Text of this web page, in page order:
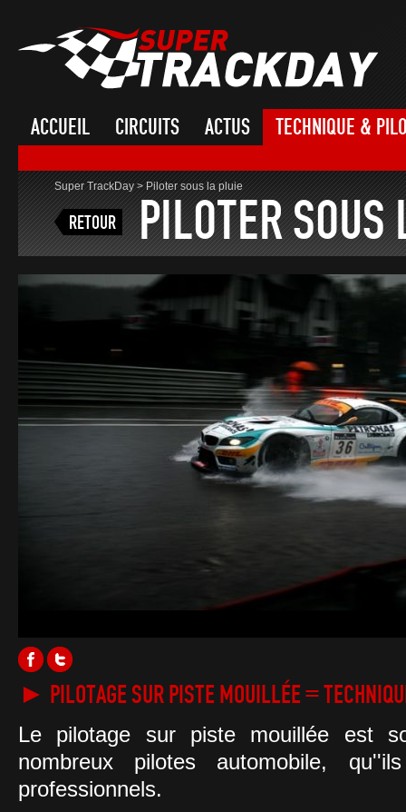
ACCUEIL CIRCUITS ACTUS TECHNIQUE &
Super TrackDay>Piloter sous la pluie
RETOUR PILOTER SOUS
► PILOTAGE SUR PISTE MOUILLÉE =
Le pilotage sur piste mouillée est
nombreux pilotes automobile,
professionnels.